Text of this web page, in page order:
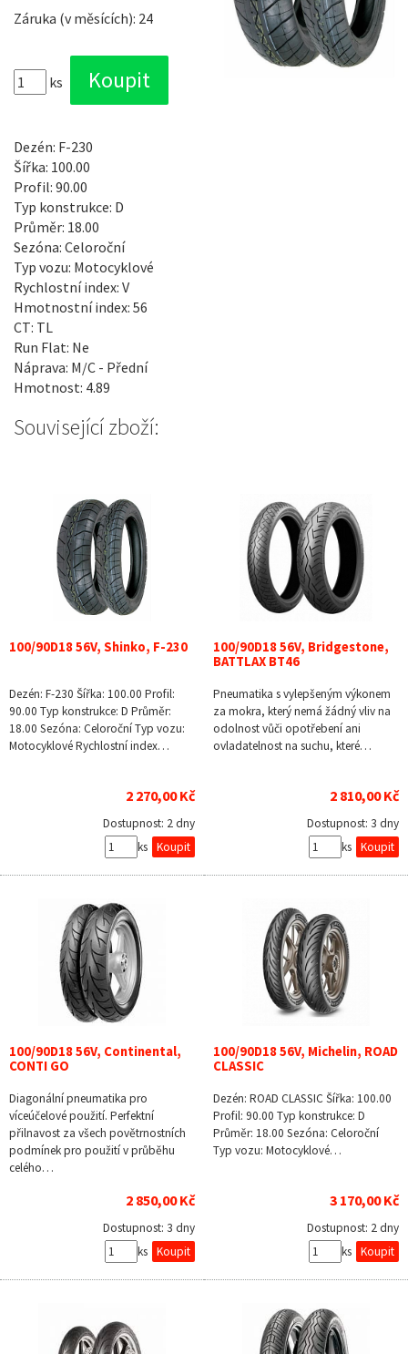
Záruka (v měsících): 24
ks
Dezén: F-230
Šířka: 100.00
Profil: 90.00
Typ konstrukce: D
Průměr: 18.00
Sezóna: Celoroční
Typ vozu: Motocyklové
Rychlostní index: V
Hmotnostní index: 56
CT: TL
Run Flat: Ne
Náprava: M/C - Přední
Hmotnost: 4.89
Související zboží:
100/90D18 56V, Shinko, F-230
Dezén: F-230 Šířka: 100.00 Profil:
90.00 Typ konstrukce: D Průměr:
18.00 Sezóna: Celoroční Typ vozu:
Motocyklové Rychlostní index…
2 270,00 Kč
Dostupnost: 2 dny
ks
100/90D18 56V, Bridgestone,
BATTLAX BT46
Pneumatika s vylepšeným výkonem
za mokra, který nemá žádný vliv na
odolnost vůči opotřebení ani
ovladatelnost na suchu, které…
2 810,00 Kč
Dostupnost: 3 dny
ks
100/90D18 56V, Continental,
CONTI GO
Diagonální pneumatika pro
víceúčelové použití. Perfektní
přilnavost za všech povětrnostních
podmínek pro použití v průběhu
celého…
2 850,00 Kč
Dostupnost: 3 dny
ks
100/90D18 56V, Michelin, ROAD
CLASSIC
Dezén: ROAD CLASSIC Šířka: 100.00
Profil: 90.00 Typ konstrukce: D
Průměr: 18.00 Sezóna: Celoroční
Typ vozu: Motocyklové…
3 170,00 Kč
Dostupnost: 2 dny
ks